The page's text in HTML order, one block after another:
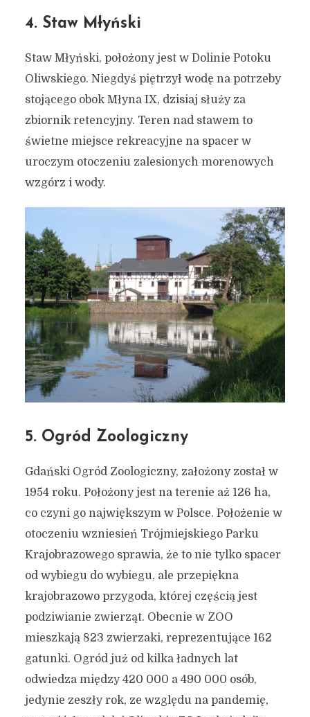
7 miejsc, które warto
odwiedzić w Oliwie (projekt
dzielnicowy)
Kamil Sulewski
4. Staw Młyński
Staw Młyński, położony jest w Dolinie Potoku
Oliwskiego. Niegdyś piętrzył wodę na potrzeby
stojącego obok Młyna IX, dzisiaj służy za
zbiornik retencyjny. Teren nad stawem to
świetne miejsce rekreacyjne na spacer w
uroczym otoczeniu zalesionych morenowych
wzgórz i wody.
5. Ogród Zoologiczny
Gdański Ogród Zoologiczny, założony został w
1954 roku. Położony jest na terenie aż 126 ha,
co czyni go największym w Polsce. Położenie w
otoczeniu wzniesień Trójmiejskiego Parku
Krajobrazowego sprawia, że to nie tylko spacer
od wybiegu do wybiegu, ale przepiękna
krajobrazowo przygoda, której częścią jest
podziwianie zwierząt. Obecnie w ZOO
mieszkają 823 zwierzaki, reprezentujące 162
gatunki. Ogród już od kilka ładnych lat
odwiedza między 420 000 a 490 000 osób,
jedynie zeszły rok, ze względu na pandemię,